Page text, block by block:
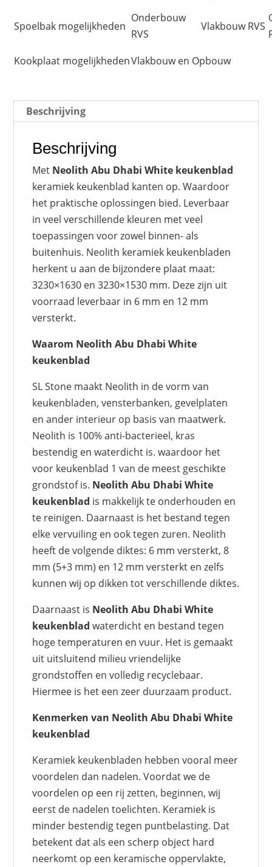
Spoelbak mogelijkheden
Onderbouw
RVS
Vlakbouw RVS
Kookplaat mogelijkhedenVlakbouw en Opbouw
Beschrijving
Beschrijving
Met Neolith Abu Dhabi White keukenblad
keramiek keukenblad kanten op. Waardoor
het praktische oplossingen bied. Leverbaar
in veel verschillende kleuren met veel
toepassingen voor zowel binnen- als
buitenhuis. Neolith keramiek keukenbladen
herkent u aan de bijzondere plaat maat:
3230×1630 en 3230×1530 mm. Deze zijn uit
voorraad leverbaar in 6 mm en 12 mm
versterkt.
Waarom Neolith Abu Dhabi White
keukenblad
SL Stone maakt Neolith in de vorm van
keukenbladen, vensterbanken, gevelplaten
en ander interieur op basis van maatwerk.
Neolith is 100% anti-bacterieel, kras
bestendig en waterdicht is. waardoor het
voor keukenblad 1 van de meest geschikte
grondstof is. Neolith Abu Dhabi White
keukenblad is makkelijk te onderhouden en
te reinigen. Daarnaast is het bestand tegen
elke vervuiling en ook tegen zuren. Neolith
heeft de volgende diktes: 6 mm versterkt, 8
mm (5+3 mm) en 12 mm versterkt en zelfs
kunnen wij op dikken tot verschillende diktes.
Daarnaast is Neolith Abu Dhabi White
keukenbladwaterdicht en bestand tegen
hoge temperaturen en vuur. Het is gemaakt
uit uitsluitend milieu vriendelijke
grondstoffen en volledig recyclebaar.
Hiermee is het een zeer duurzaam product.
Kenmerken van Neolith Abu Dhabi White
keukenblad
Keramiek keukenbladen hebben vooral meer
voordelen dan nadelen. Voordat we de
voordelen op een rij zetten, beginnen, wij
eerst de nadelen toelichten. Keramiek is
minder bestendig tegen puntbelasting. Dat
betekent dat als een scherp object hard
neerkomt op een keramische oppervlakte,